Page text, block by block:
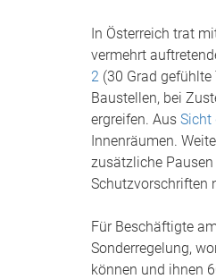
In Österreich trat
vermehrt
2 (30 Grad
Baustellen, bei
ergreifen. Aus Sicht
Innenräumen.
zusätzliche
Schutzvorschriften
Für Beschäftigte
Sonderregelung,
können und ihnen